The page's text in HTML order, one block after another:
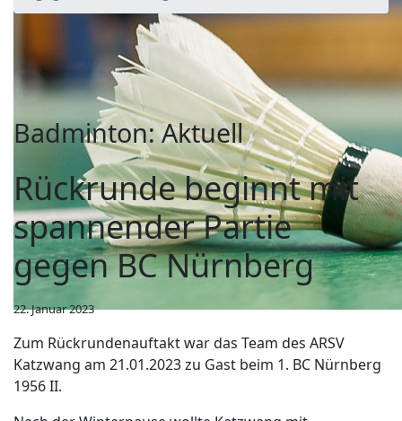
Badminton: Aktuell
Rückrunde beginnt mit
spannender Partie
gegen BC Nürnberg
22. Januar 2023
Zum Rückrundenauftakt war das Team des ARSV
Katzwang am 21.01.2023 zu Gast beim 1. BC Nürnberg
1956 II.